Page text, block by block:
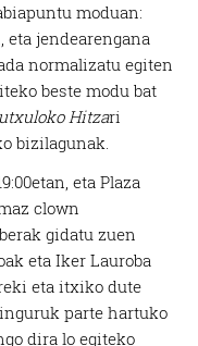
moduan:
eta jendearengana
normalizatu egiten
beste modu bat
Hitzari
bizilagunak.
eta Plaza
clown
gidatu zuen
eta Iker Lauroba
eta itxiko dute
parte hartuko
dira lo egiteko